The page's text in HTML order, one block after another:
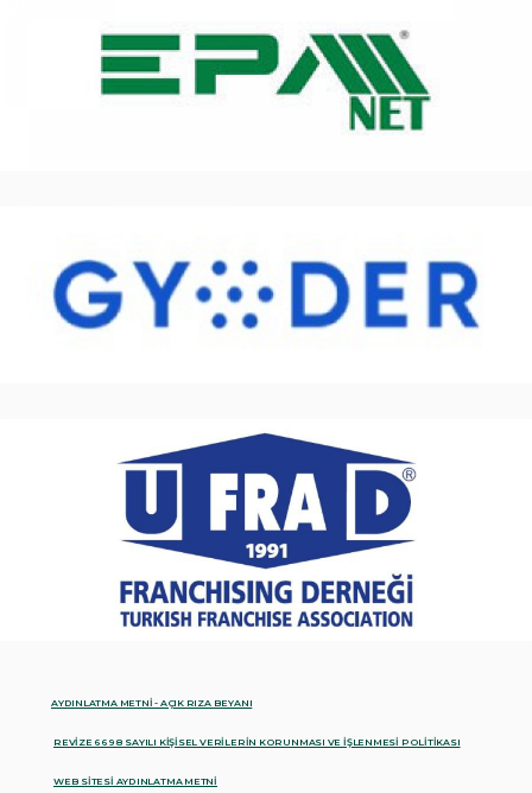
AYDINLATMA METNİ - AÇIK RIZA BEYANI
REVİZE 6698 SAYILI KİŞİSEL VERİLERİN KORUNMASI VE İŞLENMESİ POLİTİKASI
WEB SİTESİ AYDINLATMA METNİ